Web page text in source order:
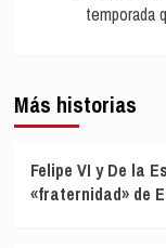
temporada
Más historias
Felipe VI y De la
«fraternidad» de